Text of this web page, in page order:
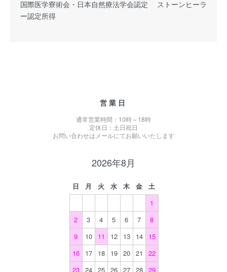
国際医学寮術会・日本自然療法学会認定 ストーンヒーラ
ー認定所得
営業日
通常営業時間：10時～18時
定休日：土日祝日
お問い合わせはメールにてお願いいたします
2026年8月
日 月 火 水 木 金
土
1
2
3 4 5 6 7
8
9
10 11 12 13 14
15
16
17 18 19 20 21
22
23
24 25 26 27 28
29